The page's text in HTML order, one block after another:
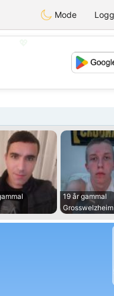
Mode
19 år gammal
Grosswelzheim